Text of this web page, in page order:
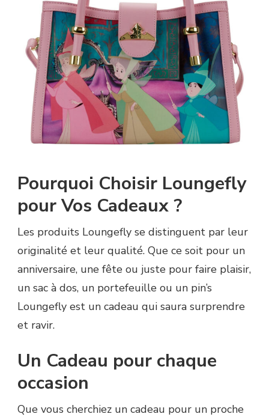
Pourquoi Choisir Loungefly
pour Vos Cadeaux ?
Les produits Loungefly se distinguent par leur
originalité et leur qualité. Que ce soit pour un
anniversaire, une fête ou juste pour faire plaisir,
un sac à dos, un portefeuille ou un pin’s
Loungefly est un cadeau qui saura surprendre
et ravir.
Un Cadeau pour chaque
occasion
Que vous cherchiez un cadeau pour un proche